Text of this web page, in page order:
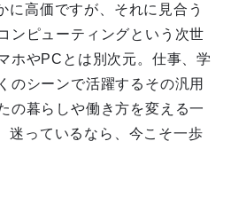
高価ですが、それに見合う
ンピューティングという次世
ホやPCとは別次元。仕事、学
のシーンで活躍するその汎用
の暮らしや働き方を変える一
っているなら、今こそ一歩